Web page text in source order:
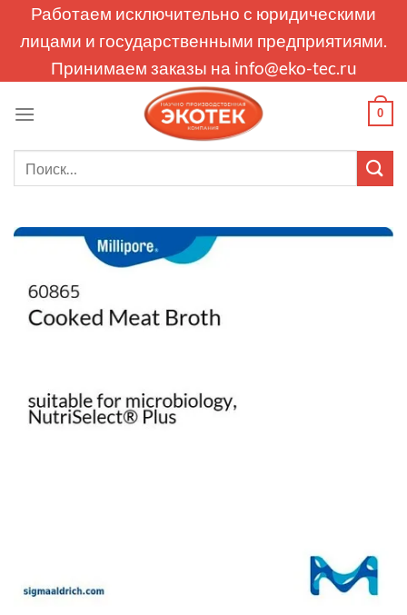
Работаем исключительно с юридическими
лицами и государственными предприятиями.
Принимаем заказы на info@eko-tec.ru
0